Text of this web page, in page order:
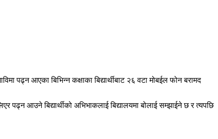
पढ्न आएका बिभिन्न कक्षाका बिद्यार्थीबाट २६ वटा मोबईल फोन बरामद
पढ्न आउने बिद्यार्थीको अभिभाकलाई बिद्यालयमा बोलाई सम्झाईने छ र त्यपछि